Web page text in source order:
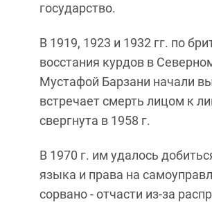
государство.
В 1919, 1923 и 1932 гг. по
восстания курдов в
Мустафой Барзани начали
встречает смерть лицом к
свергнута в 1958 г.
В 1970 г. им удалось
языка и права на
сорвано - отчасти из-за